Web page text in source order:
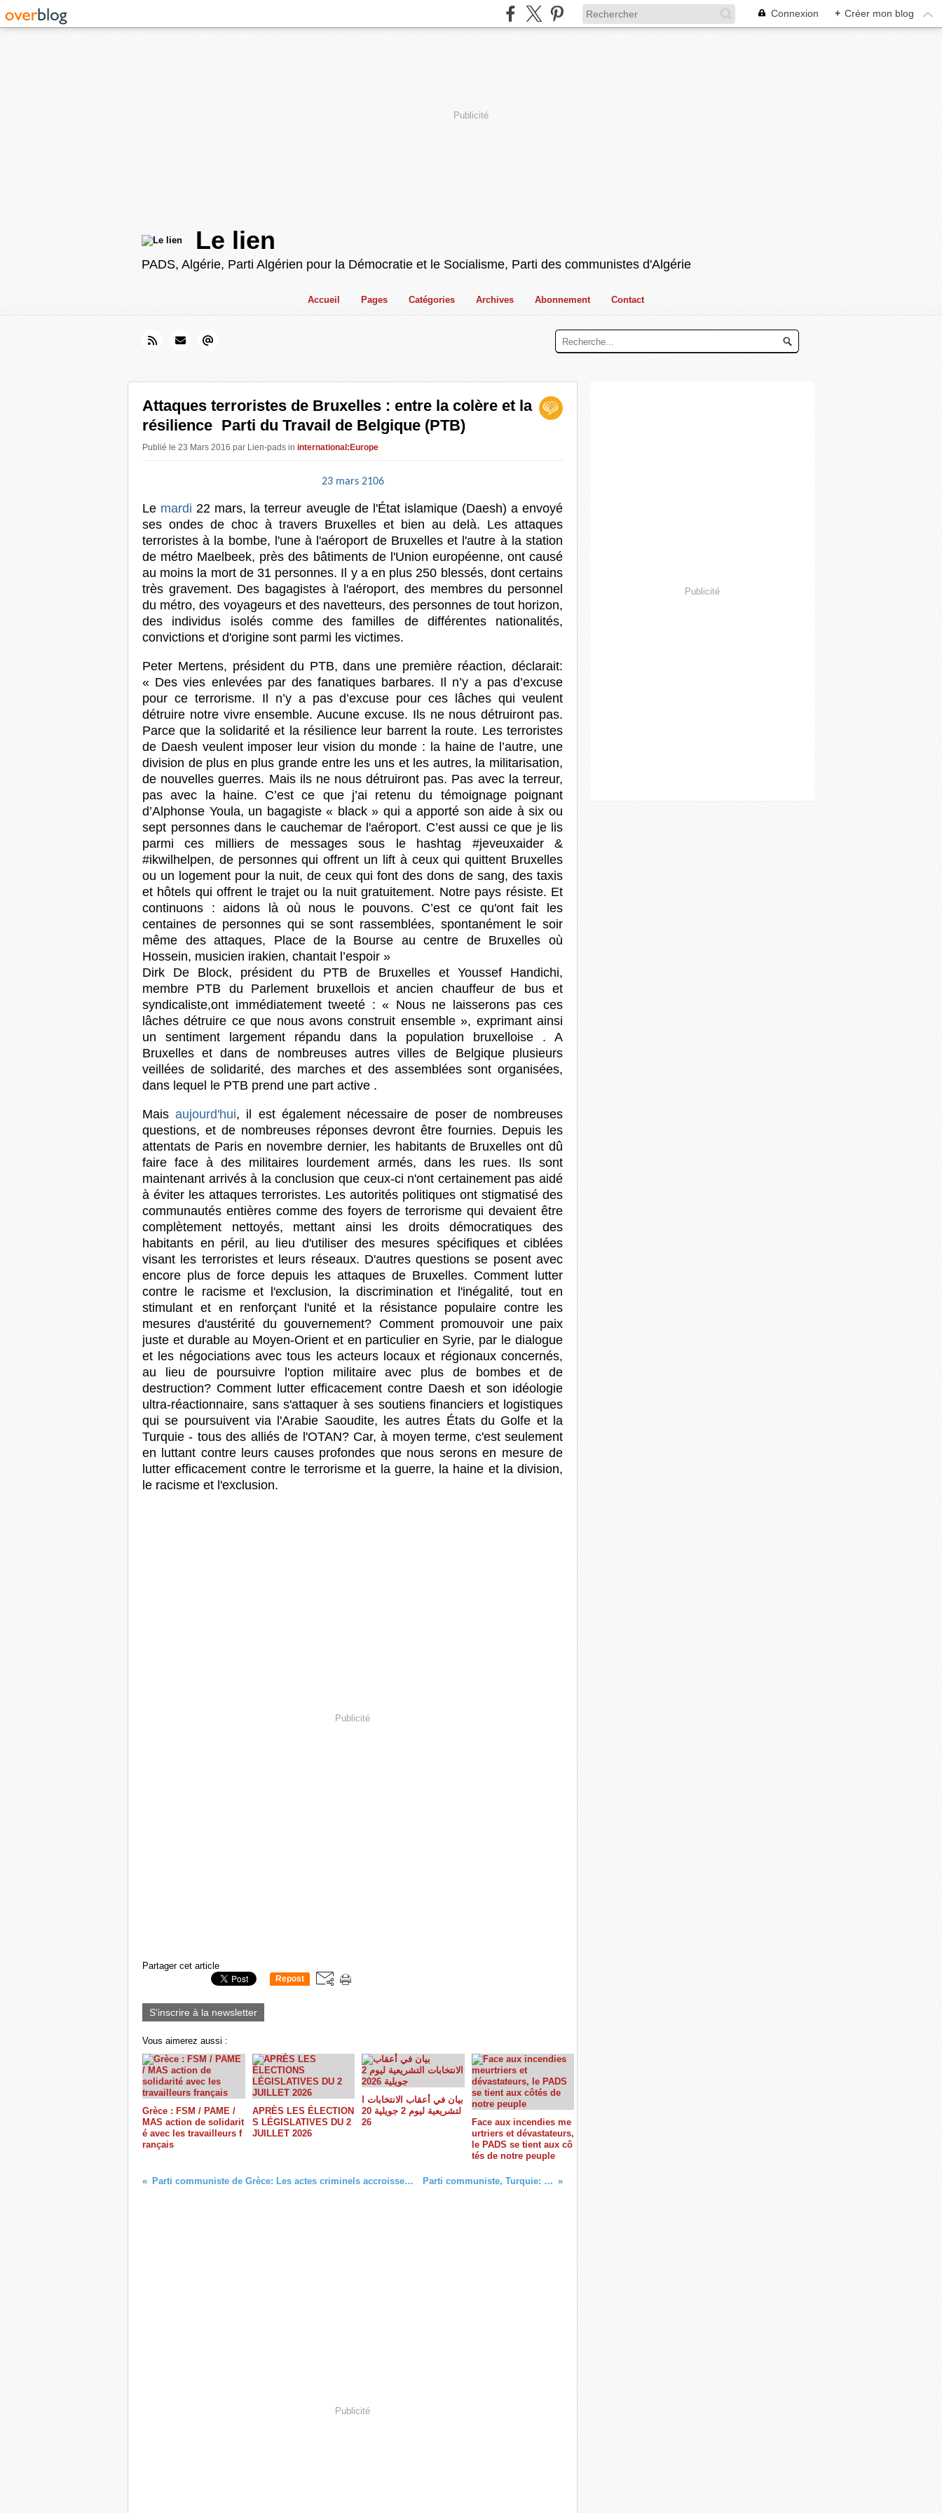
Connexion + Créer mon blog
Publicité
Le lien
PADS, Algérie, Parti Algérien pour la Démocratie et le Socialisme, Parti des communistes d'Algérie
Accueil Pages Catégories Archives Abonnement Contact
Attaques terroristes de Bruxelles : entre la colère et la
résilience Parti du Travail de Belgique (PTB)
Publié le 23 Mars 2016 par Lien-pads in international:Europe
23 mars 2106
Le mardi 22 mars, la terreur aveugle de l'État islamique (Daesh) a envoyé
ses ondes de choc à travers Bruxelles et bien au delà. Les attaques
terroristes à la bombe, l'une à l'aéroport de Bruxelles et l'autre à la station
de métro Maelbeek, près des bâtiments de l'Union européenne, ont causé
au moins la mort de 31 personnes. Il y a en plus 250 blessés, dont certains
très gravement. Des bagagistes à l'aéroport, des membres du personnel
du métro, des voyageurs et des navetteurs, des personnes de tout horizon,
des individus isolés comme des familles de différentes nationalités,
convictions et d'origine sont parmi les victimes.
Peter Mertens, président du PTB, dans une première réaction, déclarait:
« Des vies enlevées par des fanatiques barbares. Il n’y a pas d’excuse
pour ce terrorisme. Il n’y a pas d’excuse pour ces lâches qui veulent
détruire notre vivre ensemble. Aucune excuse. Ils ne nous détruiront pas.
Parce que la solidarité et la résilience leur barrent la route. Les terroristes
de Daesh veulent imposer leur vision du monde : la haine de l’autre, une
division de plus en plus grande entre les uns et les autres, la militarisation,
de nouvelles guerres. Mais ils ne nous détruiront pas. Pas avec la terreur,
pas avec la haine. C’est ce que j’ai retenu du témoignage poignant
d’Alphonse Youla, un bagagiste « black » qui a apporté son aide à six ou
sept personnes dans le cauchemar de l'aéroport. C’est aussi ce que je lis
parmi ces milliers de messages sous le hashtag #jeveuxaider &
#ikwilhelpen, de personnes qui offrent un lift à ceux qui quittent Bruxelles
ou un logement pour la nuit, de ceux qui font des dons de sang, des taxis
et hôtels qui offrent le trajet ou la nuit gratuitement. Notre pays résiste. Et
continuons : aidons là où nous le pouvons. C’est ce qu'ont fait les
centaines de personnes qui se sont rassemblées, spontanément le soir
même des attaques, Place de la Bourse au centre de Bruxelles où
Hossein, musicien irakien, chantait l’espoir »
Dirk De Block, président du PTB de Bruxelles et Youssef Handichi,
membre PTB du Parlement bruxellois et ancien chauffeur de bus et
syndicaliste,ont immédiatement tweeté : « Nous ne laisserons pas ces
lâches détruire ce que nous avons construit ensemble », exprimant ainsi
un sentiment largement répandu dans la population bruxelloise . A
Bruxelles et dans de nombreuses autres villes de Belgique plusieurs
veillées de solidarité, des marches et des assemblées sont organisées,
dans lequel le PTB prend une part active .
Maisaujourd'hui, il est également nécessaire de poser de nombreuses
questions, et de nombreuses réponses devront être fournies. Depuis les
attentats de Paris en novembre dernier, les habitants de Bruxelles ont dû
faire face à des militaires lourdement armés, dans les rues. Ils sont
maintenant arrivés à la conclusion que ceux-ci n'ont certainement pas aidé
à éviter les attaques terroristes. Les autorités politiques ont stigmatisé des
communautés entières comme des foyers de terrorisme qui devaient être
complètement nettoyés, mettant ainsi les droits démocratiques des
habitants en péril, au lieu d'utiliser des mesures spécifiques et ciblées
visant les terroristes et leurs réseaux. D'autres questions se posent avec
encore plus de force depuis les attaques de Bruxelles. Comment lutter
contre le racisme et l'exclusion, la discrimination et l'inégalité, tout en
stimulant et en renforçant l'unité et la résistance populaire contre les
mesures d'austérité du gouvernement? Comment promouvoir une paix
juste et durable au Moyen-Orient et en particulier en Syrie, par le dialogue
et les négociations avec tous les acteurs locaux et régionaux concernés,
au lieu de poursuivre l'option militaire avec plus de bombes et de
destruction? Comment lutter efficacement contre Daesh et son idéologie
ultra-réactionnaire, sans s'attaquer à ses soutiens financiers et logistiques
qui se poursuivent via l'Arabie Saoudite, les autres États du Golfe et la
Turquie - tous des alliés de l'OTAN? Car, à moyen terme, c'est seulement
en luttant contre leurs causes profondes que nous serons en mesure de
lutter efficacement contre le terrorisme et la guerre, la haine et la division,
le racisme et l'exclusion.
Publicité
Partager cet article
Repost
S'inscrire à la newsletter
Vous aimerez aussi :
Grèce : FSM / PAME /
MAS action de solidarit
é avec les travailleurs f
rançais
APRÈS LES ÉLECTION
S LÉGISLATIVES DU 2
JUILLET 2026
بيان في أعقاب الانتخابات ا
لتشريعية ليوم 2 جويلية 20
26
Face aux incendies me
urtriers et dévastateurs,
le PADS se tient aux cô
tés de notre peuple
Parti communiste de Grèce: Les actes criminels accroissent les dangers de nouvelles interventions et mesures répressives Parti communiste, Turquie: La lutte contre le fondamentalisme
Publicité
Publicité